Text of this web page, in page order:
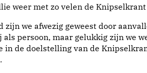
weer met zo velen de Knipselkrant
zijn we afwezig geweest door
als persoon, maar gelukkig zijn we
in de doelstelling van de